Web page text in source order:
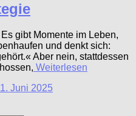
gibt Momente im Leben,
und denkt sich:
Aber nein, stattdessen
Weiterlesen
Juni 2025